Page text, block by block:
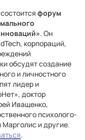
форум
. Он
корпораций,
обсудят создание
и личностного
лидер и
доктор
Иващенко,
психолого-
Марголис и другие.
.